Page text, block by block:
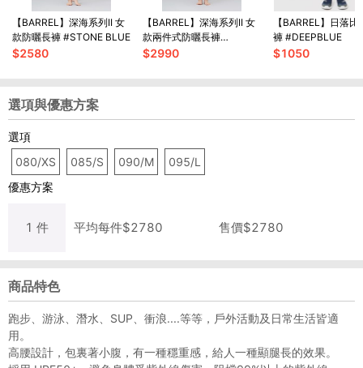
【BARREL】深海系列II 女
款防曬長褲 #STONE BLUE
$2580
【BARREL】深海系列II 女
款兩件式防曬長褲
#SMOKE
$2990
【BARREL】日落
褲 #DEEPBLUE
$1050
選項與優惠方案
選項
080/XS
085/S 090/M
095/L
優惠方案
1 件 平均每件$2780 售價$2780
商品特色
跑步、游泳、潛水、SUP、衝浪....等等，戶外活動及日常生活皆適
用。
高腰設計，包裏著小腹，有一種穩重感，給人一種顯腿長的效果。